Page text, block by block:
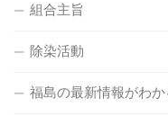
組合主旨
除染活動
福島の最新情報がわ